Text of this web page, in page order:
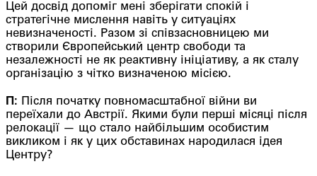
Цей досвід допоміг мені зберігати спокій і
стратегічне мислення навіть у ситуаціях
невизначеності. Разом зі співзасновницею ми
створили Європейський центр свободи та
незалежності не як реактивну ініціативу, а як сталу
організацію з чітко визначеною місією.
П: Після початку повномасштабної війни ви
переїхали до Австрії. Якими були перші місяці після
релокації — що стало найбільшим особистим
викликом і як у цих обставинах народилася ідея
Центру?